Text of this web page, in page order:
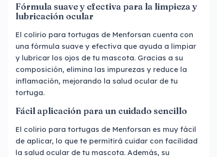
Fórmula suave y efectiva para la limpieza y
lubricación ocular
El colirio para tortugas de Menforsan cuenta con
una fórmula suave y efectiva que ayuda a limpiar
y lubricar los ojos de tu mascota. Gracias a su
composición, elimina las impurezas y reduce la
inflamación, mejorando la salud ocular de tu
tortuga.
Fácil aplicación para un cuidado sencillo
El colirio para tortugas de Menforsan es muy fácil
de aplicar, lo que te permitirá cuidar con facilidad
la salud ocular de tu mascota. Además, su